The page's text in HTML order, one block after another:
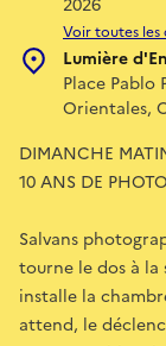
Voir toutes les
Lumière
Place Pablo
Orientales,
DIMANCHE
10 ANS DE
Salvans
tourne le dos à la
installe la
attend, le